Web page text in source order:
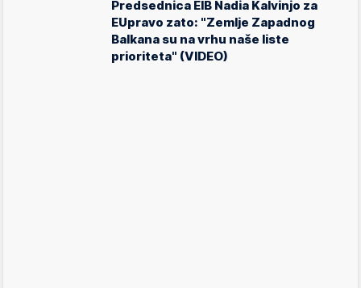
Predsednica EIB Nadia Kalvinjo za
EUpravo zato: "Zemlje Zapadnog
Balkana su na vrhu naše liste
prioriteta" (VIDEO)